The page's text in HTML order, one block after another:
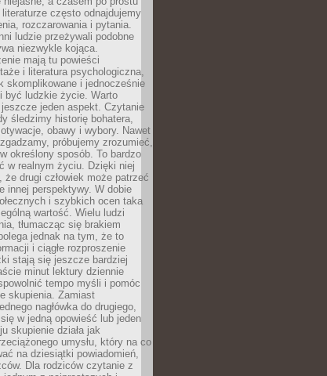
często odnajdujemy
rozczarowania i pytania.
ludzie przeżywali podobne
niezwykle kojąca.
mają tu powieści
i literatura psychologiczna,
skomplikowane i jednocześnie
być ludzkie życie. Warto
jeden aspekt. Czytanie
śledzimy historię bohatera,
obawy i wybory. Nawet
próbujemy zrozumieć,
określony sposób. To bardzo
w realnym życiu. Dzięki niej
że drugi człowiek może patrzeć
innej perspektywy. W dobie
i szybkich ocen taka
wartość. Wielu ludzi
tłumacząc się brakiem
jednak na tym, że to
i ciągłe rozproszenie
stają się jeszcze bardziej
minut lektury dziennie
tempo myśli i pomóc
skupienia. Zamiast
nagłówka do drugiego,
w jedną opowieść lub jeden
skupienie działa jak
umysłu, który na co
na dziesiątki powiadomień,
Dla rodziców czytanie z